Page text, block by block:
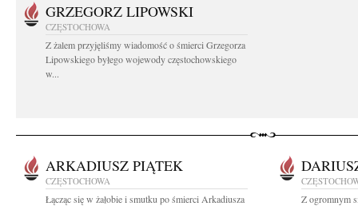
GRZEGORZ LIPOWSKI
CZĘSTOCHOWA
Z żalem przyjęliśmy wiadomość o śmierci Grzegorza
Lipowskiego byłego wojewody częstochowskiego
w...
ARKADIUSZ PIĄTEK
CZĘSTOCHOWA
Łącząc się w żałobie i smutku po śmierci Arkadiusza
Z ogromnym